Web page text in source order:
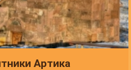
Артика